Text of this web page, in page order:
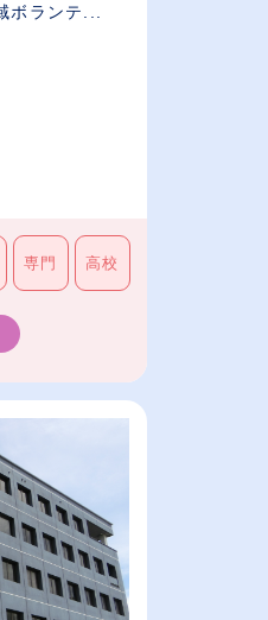
ボランテ...
専門 高校